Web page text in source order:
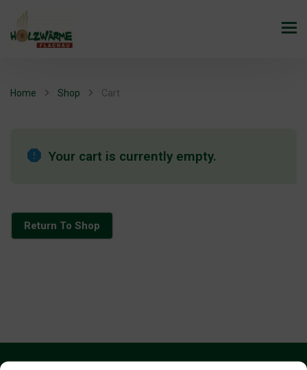
Home Shop Cart
Your cart is currently empty.
Return To Shop